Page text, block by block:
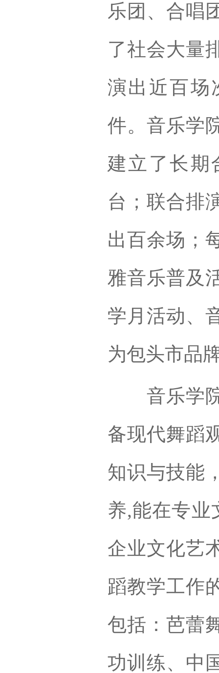
乐团、合唱
了社会大量
演出近百场
件。音乐学
建立了长期
台；联合排
出百余场；
雅音乐普及
学月活动、
为包头市品
音乐学院
备现代舞蹈
知识与技能
养,能在专业
企业文化艺
蹈教学工作
包括：芭蕾
功训练、中